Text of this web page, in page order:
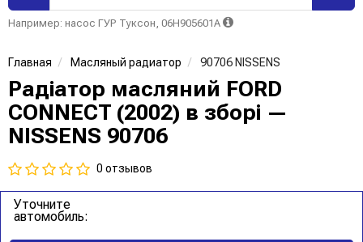
Например: насос ГУР Туксон, 06H905601A
Главная Масляный радиатор 90706 NISSENS
Радіатор масляний FORD
CONNECT (2002) в зборі —
NISSENS 90706
0 отзывов
Уточните
автомобиль: